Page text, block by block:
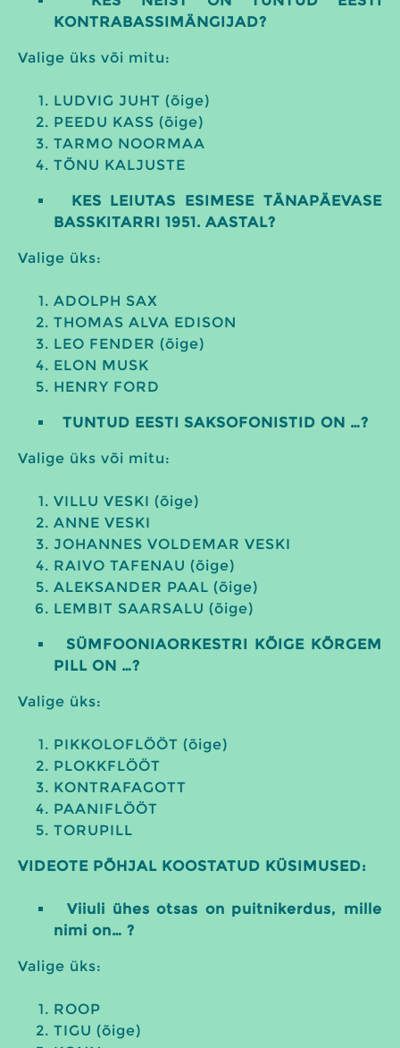
KONTRABASSIMÄNGIJAD?
Valige üks või mitu:
LUDVIG JUHT (õige)
PEEDU KASS (õige)
TARMO NOORMAA
TÕNU KALJUSTE
KES LEIUTAS ESIMESE TÄNAPÄEVASE
BASSKITARRI 1951. AASTAL?
Valige üks:
ADOLPH SAX
THOMAS ALVA EDISON
LEO FENDER (õige)
ELON MUSK
HENRY FORD
TUNTUD EESTI SAKSOFONISTID ON …?
Valige üks või mitu:
VILLU VESKI (õige)
ANNE VESKI
JOHANNES VOLDEMAR VESKI
RAIVO TAFENAU (õige)
ALEKSANDER PAAL (õige)
LEMBIT SAARSALU (õige)
SÜMFOONIAORKESTRI KÕIGE KÕRGEM
PILL ON …?
Valige üks:
PIKKOLOFLÖÖT (õige)
PLOKKFLÖÖT
KONTRAFAGOTT
PAANIFLÖÖT
TORUPILL
VIDEOTE PÕHJAL KOOSTATUD KÜSIMUSED:
Viiuli ühes otsas on puitnikerdus, mille
nimi on… ?
Valige üks:
ROOP
TIGU (õige)